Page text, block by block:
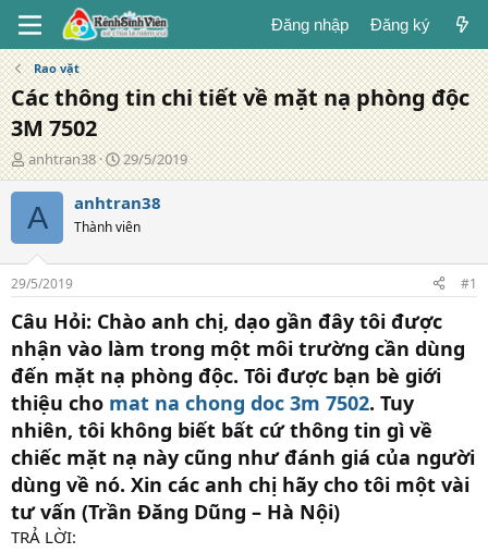
Đăng nhập Đăng ký
Rao vặt
Các thông tin chi tiết về mặt nạ phòng độc
3M 7502
T
á
c
g
ả
anhtran38
N
g
à
y
đ
g
29/5/2019
A anhtran38
Thành viên
29/5/2019 #1
Câu Hỏi: Chào anh chị, dạo gần đây tôi được
nhận vào làm trong một môi trường cần dùng
đến mặt nạ phòng độc. Tôi được bạn bè giới
thiệu cho mat na chong doc 3m 7502. Tuy
nhiên, tôi không biết bất cứ thông tin gì về
chiếc mặt nạ này cũng như đánh giá của người
dùng về nó. Xin các anh chị hãy cho tôi một vài
tư vấn (Trần Đăng Dũng – Hà Nội)
TRẢ LỜI: